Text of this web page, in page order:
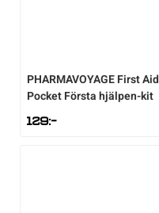
PHARMAVOYAGEFirst Aid
Pocket Första hjälpen-kit
129:-